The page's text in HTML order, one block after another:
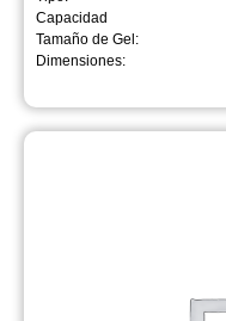
Capacidad
Tamaño de Gel:
Dimensiones: